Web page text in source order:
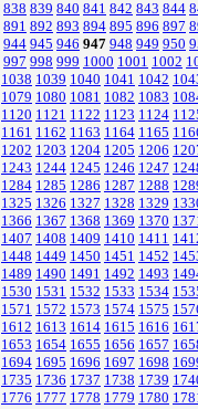
838 839 840 841 842 843 844
891 892 893 894 895 896 897
944 945 946 947 948 949 950
997 998 999 1000 1001 1002
1038 1039 1040 1041 1042
1079 1080 1081 1082 1083
1120 1121 1122 1123 1124
1161 1162 1163 1164 1165
1202 1203 1204 1205 1206
1243 1244 1245 1246 1247
1284 1285 1286 1287 1288
1325 1326 1327 1328 1329
1366 1367 1368 1369 1370
1407 1408 1409 1410 1411
1448 1449 1450 1451 1452
1489 1490 1491 1492 1493
1530 1531 1532 1533 1534
1571 1572 1573 1574 1575
1612 1613 1614 1615 1616
1653 1654 1655 1656 1657
1694 1695 1696 1697 1698
1735 1736 1737 1738 1739
1776 1777 1778 1779 1780